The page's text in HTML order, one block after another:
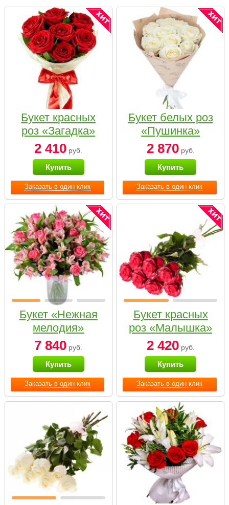
Заказать в один клик
Букет красных
роз «Загадка»
2 410 руб.
Купить
Заказать в один клик
Букет белых роз
«Пушинка»
2 870руб.
Купить
Заказать в один клик
Букет «Нежная
мелодия»
7 840 руб.
Купить
Заказать в один клик
Букет красных
роз «Малышка»
2 420руб.
Купить